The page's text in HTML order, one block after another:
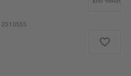
2510555